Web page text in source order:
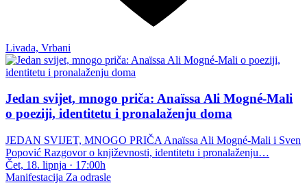
Livada, Vrbani
Jedan svijet, mnogo priča: Anaïssa Ali Mogné-Mali
o poeziji, identitetu i pronalaženju doma
JEDAN SVIJET, MNOGO PRIČA Anaïssa Ali Mogné-Mali i Sven
Popović Razgovor o književnosti, identitetu i pronalaženju…
Čet, 18. lipnja · 17:00h
Manifestacija Za odrasle